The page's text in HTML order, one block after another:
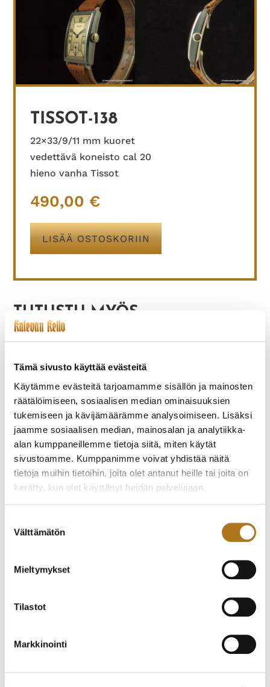
Tämä sivusto käyttää evästeitä
Käytämme evästeitä tarjoamamme sisällön ja mainosten
räätälöimiseen, sosiaalisen median ominaisuuksien
tukemiseen ja kävijämäärämme analysoimiseen. Lisäksi
jaamme sosiaalisen median, mainosalan ja analytiikka-
alan kumppaneillemme tietoja siitä, miten käytät
sivustoamme. Kumppanimme voivat yhdistää näitä
tietoja muihin tietoihin, joita olet antanut heille tai joita on
kerätty, kun olet käyttänyt heidän palvelujaan.
valinta
Välttämätön
Mieltymykset
Tilastot
Markkinointi
TISSOT-138
22×33/9/11 mm kuoret
vedettävä koneisto cal 20
hieno vanha Tissot
490,00 €
LISÄÄ OSTOSKORIIN
TUTUSTU MYÖS
ETERNA-083 ETERNA-
330,00€
ERWAL-001
590,00€
ETERNA-275 VUODELTA
450,00€
ETERNA-255-NOS
TYYLIKÄS PUKUKELLO
290,00€